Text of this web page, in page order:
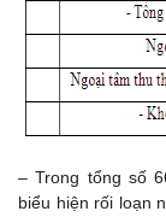
– Trong tổng số
biểu hiện rối loạn